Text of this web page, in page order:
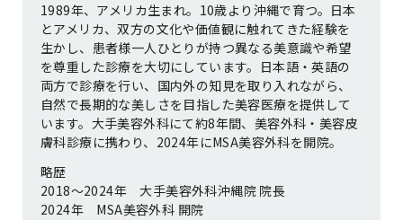
1989年、アメリカ生まれ。10歳より沖縄で育つ。日本
とアメリカ、双方の文化や価値観に触れてきた経験を
生かし、患者様一人ひとりが持つ異なる美意識や希望
を尊重した診療を大切にしています。日本語・英語の
両方で診療を行い、国内外の知見を取り入れながら、
自然で長期的な美しさを目指した美容医療を提供して
います。大手美容外科にて約8年間、美容外科・美容皮
膚科診療に携わり、2024年にMSA美容外科を開院。
略歴
2018〜2024年 大手美容外科沖縄院 院長
2024年 MSA美容外科 開院